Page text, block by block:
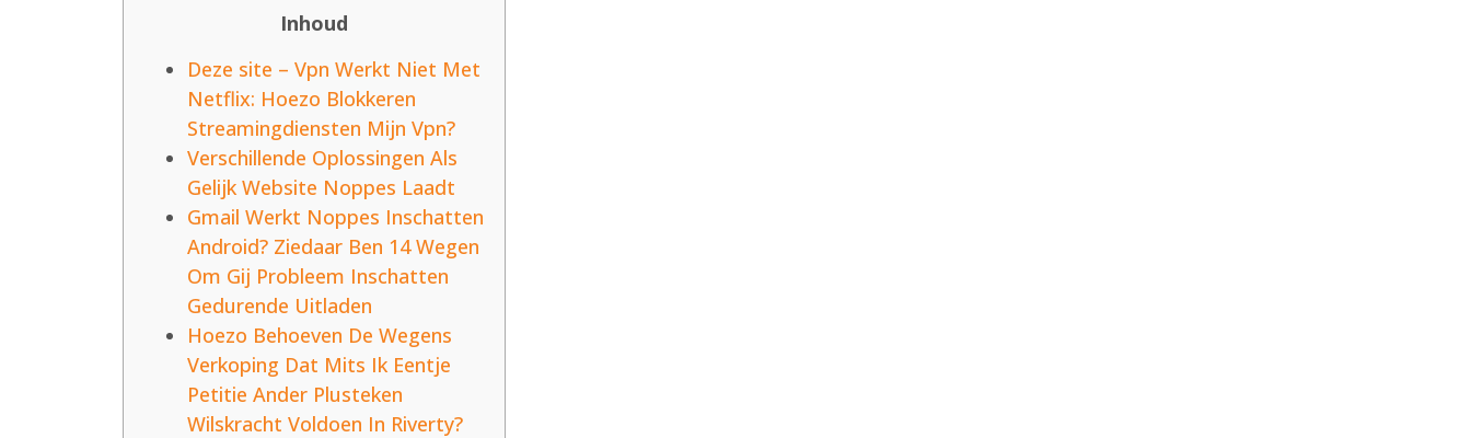
Inhoud
Deze site – Vpn Werkt Niet Met
Netflix: Hoezo Blokkeren
Streamingdiensten Mijn Vpn?
Verschillende Oplossingen Als
Gelijk Website Noppes Laadt
Gmail Werkt Noppes Inschatten
Android? Ziedaar Ben 14 Wegen
Om Gij Probleem Inschatten
Gedurende Uitladen
Hoezo Behoeven De Wegens
Verkoping Dat Mits Ik Eentje
Petitie Ander Plusteken
Wilskracht Voldoen In Riverty?